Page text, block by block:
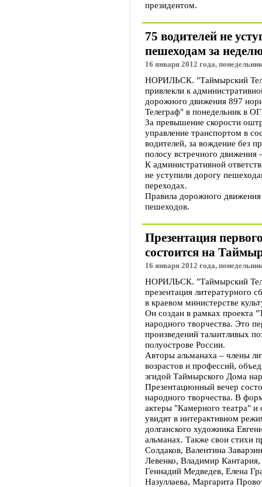
президентом.
75 водителей не
пешеходам за
16 января 2012 года,
НОРИЛЬСК. "Таймырский
привлекли к
дорожного движения 897
Телеграф" в понедельник в
За превышение скорости
управление транспортом в
водителей, за вождение без
полосу встречного движения
К административной
не уступили дорогу
переходах.
Правила дорожного
пешеходов.
Презентация
состоится на
16 января 2012 года,
НОРИЛЬСК. "Таймырский
презентация литературного
в краевом министерстве
Он создан в рамках проекта
народного творчества. Это
произведений талантливых
полуострове России.
Авторы альманаха – члены
возрастов и профессий,
эгидой Таймырского Дома
Презентационный вечер
народного творчества. В
актеры "Камерного театра"
увидят в интерактивном
долганского художника
альманах. Также свои стихи
Солдаков, Валентина
Левенко, Владимир
Геннадий Медведев, Елена
Назуллаева, Маргарита